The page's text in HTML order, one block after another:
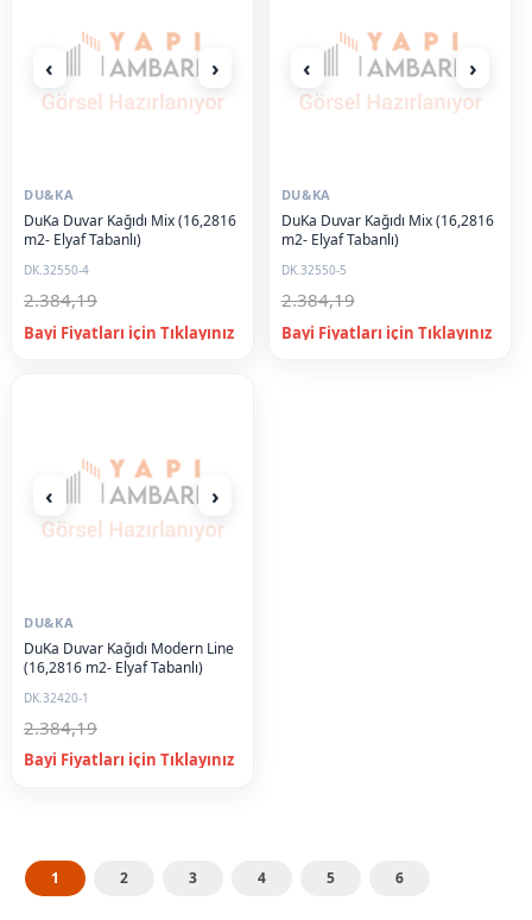
‹ ›
DU&KA
DuKa Duvar Kağıdı Mix (16,2816
m2- Elyaf Tabanlı)
DK.32550-4
2.384,19
‹ ›
DU&KA
DuKa Duvar Kağıdı Mix (16,2816
m2- Elyaf Tabanlı)
DK.32550-5
2.384,19
‹ ›
DU&KA
DuKa Duvar Kağıdı Modern Line
(16,2816 m2- Elyaf Tabanlı)
DK.32420-1
2.384,19
1 2 3 4 5 6